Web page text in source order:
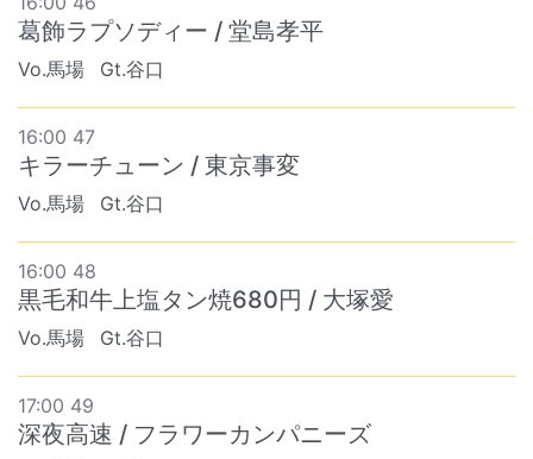
葛飾ラプソディー / 堂島孝平
Vo.馬場 Gt.谷口
16:00 47
キラーチューン / 東京事変
Vo.馬場 Gt.谷口
16:00 48
黒毛和牛上塩タン焼680円 / 大塚愛
Vo.馬場 Gt.谷口
17:00 49
深夜高速 / フラワーカンパニーズ